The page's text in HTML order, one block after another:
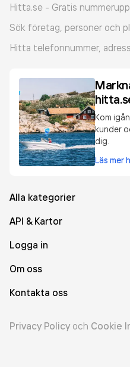
Hitta.se - Gratis
Sök företag, personer och
Hitta telefonnummer,
Kom
kunder
dig.
Läs mer
Alla kategorier
API & Kartor
Logga in
Om oss
Kontakta oss
Privacy Policy och Cookie